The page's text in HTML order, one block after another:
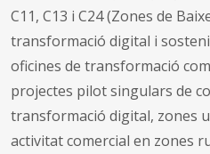
C11, C13 i C24 (Zones de
transformació digital i
oficines de transformació
projectes pilot singulars de
transformació digital, zones
activitat comercial en zones